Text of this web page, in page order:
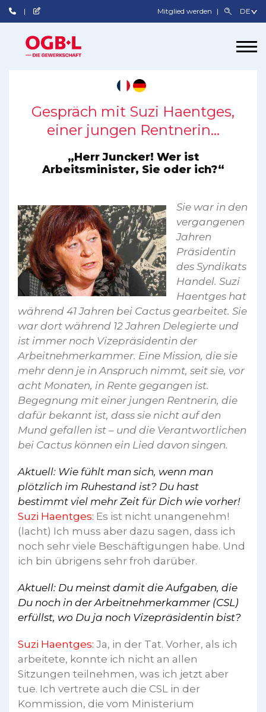
Mitglied werden
Gespräch mit Suzi Haentges,
einer jungen Rentnerin…
„Herr Juncker! Wer ist
Arbeitsminister, Sie oder ich?“
Sie war in den
vergangenen
Jahren
Präsidentin
des Syndikats
Handel. Suzi
Haentges hat
während 41 Jahren bei Cactus gearbeitet. Sie
war dort während 12 Jahren Delegierte und
ist immer noch Vizepräsidentin der
Arbeitnehmerkammer. Eine Mission, die sie
mehr denn je in Anspruch nimmt, seit sie, vor
acht Monaten, in Rente gegangen ist.
Begegnung mit einer jungen Rentnerin, die
dafür bekannt ist, dass sie nicht auf den
Mund gefallen ist – und die Verantwortlichen
bei Cactus können ein Lied davon singen.
Aktuell: Wie fühlt man sich, wenn man
plötzlich im Ruhestand ist? Du hast
bestimmt viel mehr Zeit für Dich wie vorher!
Suzi Haentges: Es ist nicht unangenehm!
(lacht) Ich muss aber dazu sagen, dass ich
noch sehr viele Beschäftigungen habe. Und
ich bin übrigens sehr froh darüber.
Aktuell: Du meinst damit die Aufgaben, die
Du noch in der Arbeitnehmerkammer (CSL)
erfüllst, wo Du ja noch Vizepräsidentin bist?
Suzi Haentges: Ja, in der Tat. Vorher, als ich
arbeitete, konnte ich nicht an allen
Sitzungen teilnehmen, was ich jetzt aber
tue. Ich vertrete auch die CSL in der
Kommission, die vom Ministerium